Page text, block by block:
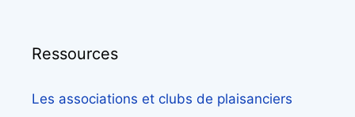
Ressources
Les associations et clubs de plaisanciers